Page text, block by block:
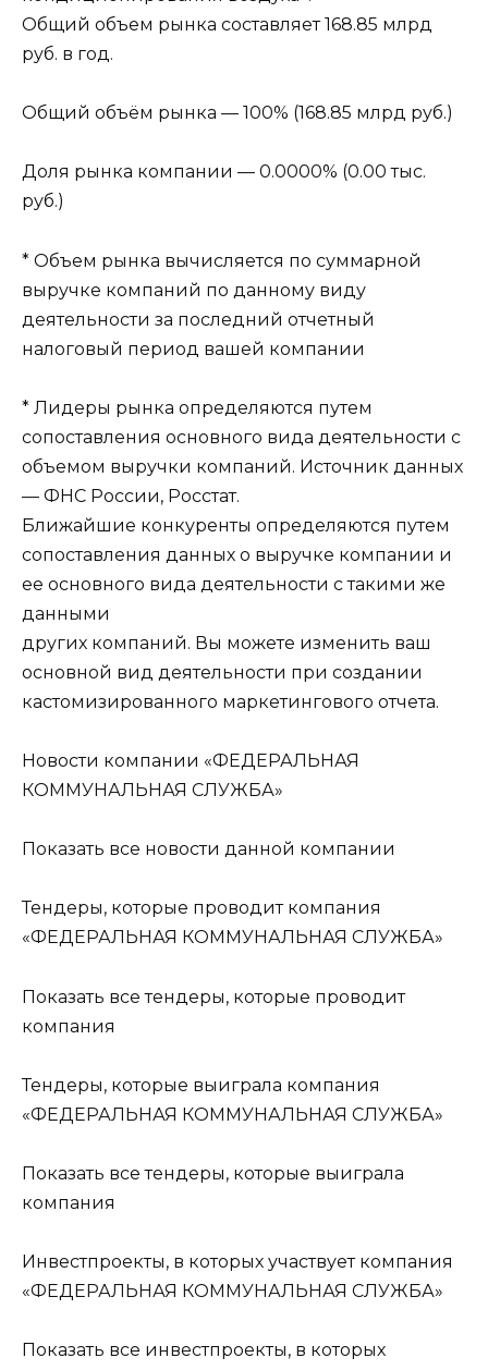
Общий объем рынка составляет 168.85 млрд
руб. в год.
Общий объём рынка — 100% (168.85 млрд руб.)
Доля рынка компании — 0.0000% (0.00 тыс.
руб.)
* Объем рынка вычисляется по суммарной
выручке компаний по данному виду
деятельности за последний отчетный
налоговый период вашей компании
* Лидеры рынка определяются путем
сопоставления основного вида деятельности с
объемом выручки компаний. Источник данных
— ФНС России, Росстат.
Ближайшие конкуренты определяются путем
сопоставления данных о выручке компании и
ее основного вида деятельности с такими же
данными
других компаний. Вы можете изменить ваш
основной вид деятельности при создании
кастомизированного маркетингового отчета.
Новости компании «ФЕДЕРАЛЬНАЯ
КОММУНАЛЬНАЯ СЛУЖБА»
Показать все новости данной компании
Тендеры, которые проводит компания
«ФЕДЕРАЛЬНАЯ КОММУНАЛЬНАЯ СЛУЖБА»
Показать все тендеры, которые проводит
компания
Тендеры, которые выиграла компания
«ФЕДЕРАЛЬНАЯ КОММУНАЛЬНАЯ СЛУЖБА»
Показать все тендеры, которые выиграла
компания
Инвестпроекты, в которых участвует компания
«ФЕДЕРАЛЬНАЯ КОММУНАЛЬНАЯ СЛУЖБА»
Показать все инвестпроекты, в которых